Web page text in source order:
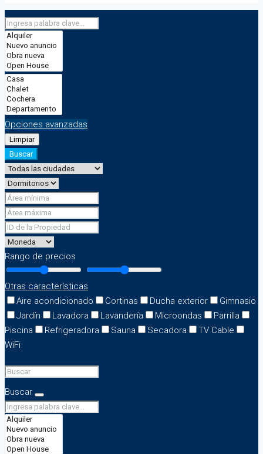
Opciones avanzadas
Limpiar
Buscar
Rango de precios
Otras características
Aire acondicionado
Cortinas Ducha exterior
Gimnasio
Jardín
Lavadora Lavandería Microondas
Parrilla
Piscina
Refrigeradora Sauna Secadora
TV Cable
WiFi
Buscar